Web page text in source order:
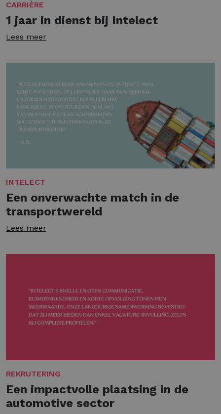
CARRIÈRE
1 jaar in dienst bij Intelect
Lees meer
INTELECT
Een onverwachte match in de
transportwereld
Lees meer
REKRUTERING
Een impactvolle plaatsing in de
automotive sector